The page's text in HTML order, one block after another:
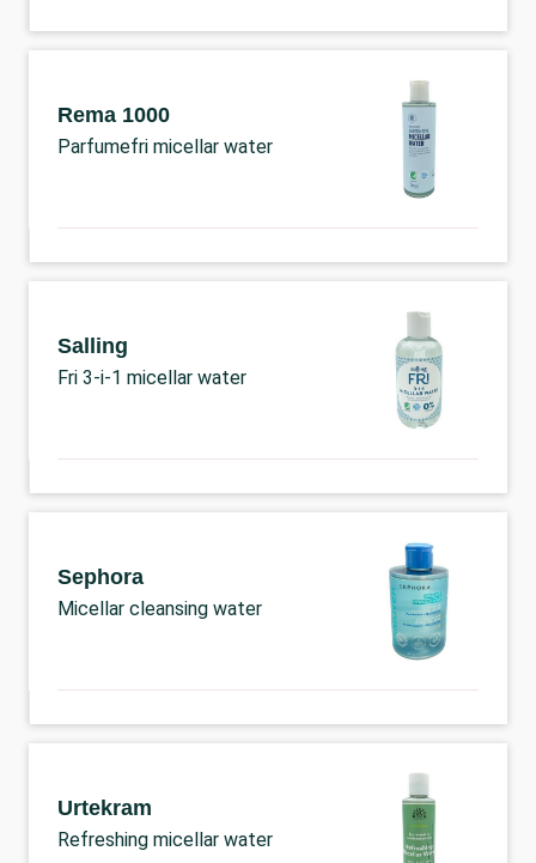
Rema 1000
Parfumefri micellar water
Salling
Fri 3-i-1 micellar water
Sephora
Micellar cleansing water
Urtekram
Refreshing micellar water